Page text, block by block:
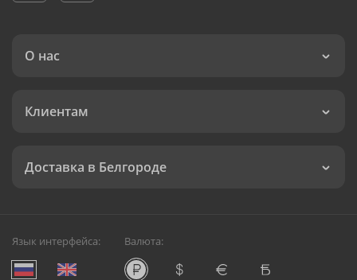
О нас
Клиентам
Доставка в Белгороде
Язык интерфейса: Валюта: